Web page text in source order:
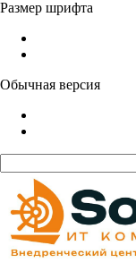
Размер шрифта
Обычная версия